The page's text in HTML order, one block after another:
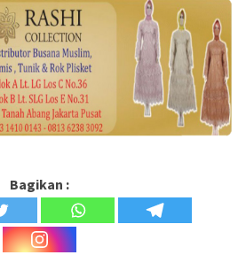
Bagikan :